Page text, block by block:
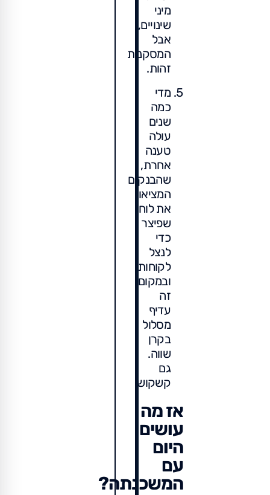
מיני
שינויים,
אבל
המסקנות
זהות.
מדי
כמה
שנים
עולה
טענה
אחרת,
שהבנקים
המציאו
את לוח
שפיצר
כדי
לנצל
לקוחות,
ובמקום
זה
עדיף
מסלול
בקרן
שווה.
גם
קשקוש.
אז מה
עושים
היום
עם
המשכנתה?